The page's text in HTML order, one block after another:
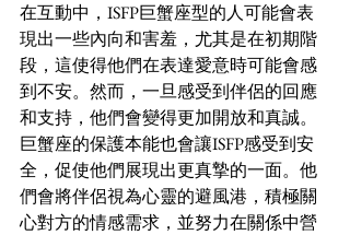
在互動中，ISFP巨蟹座型的人可能會表
現出一些內向和害羞，尤其是在初期階
段，這使得他們在表達愛意時可能會感
到不安。然而，一旦感受到伴侶的回應
和支持，他們會變得更加開放和真誠。
巨蟹座的保護本能也會讓ISFP感受到安
全，促使他們展現出更真摯的一面。他
們會將伴侶視為心靈的避風港，積極關
心對方的情感需求，並努力在關係中營